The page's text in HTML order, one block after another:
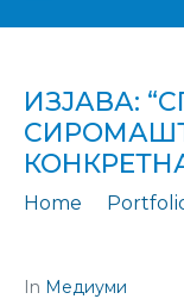
ИЗЈАВА:
Home
In Медиуми